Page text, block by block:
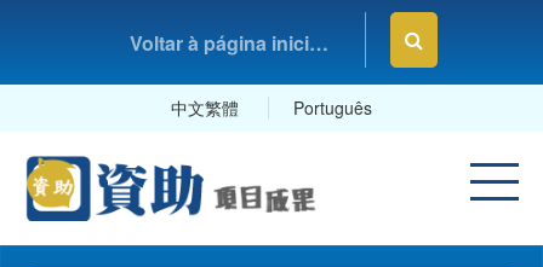
Voltar à página inicial da Fundação Macau
中文繁體 Português